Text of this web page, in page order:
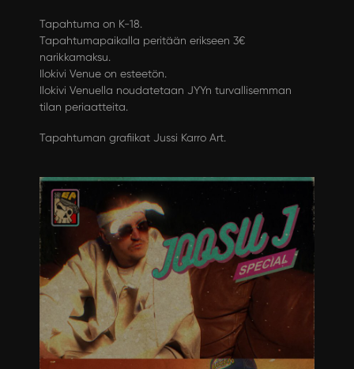
Tapahtuma on K-18.
Tapahtumapaikalla peritään erikseen 3€
narikkamaksu.
Ilokivi Venue on esteetön.
Ilokivi Venuella noudatetaan JYYn turvallisemman
tilan periaatteita.
Tapahtuman grafiikat Jussi Karro Art.